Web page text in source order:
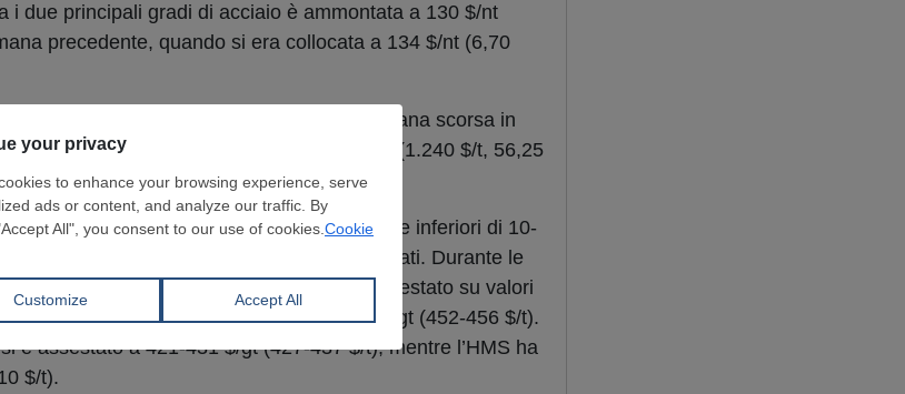
i due principali gradi di acciaio è ammontata a 130 $/nt
precedente, quando si era collocata a 134 $/nt (6,70
prezzo medio SteelOrbis ha chiuso la settimana scorsa in
$/cwt), contro i precedenti 1.125 $/nt (1.240 $/t, 56,25
si parla di livelli stabili o potenzialmente inferiori di 10-
, specialmente per i gradi tagliati. Durante le
di prima qualità dell’Ohio Valley si è assestato su valori
il frantumato ha chiuso a 445-450 $/gt (452-456 $/t).
è assestato a 421-431 $/gt (427-437 $/t), mentre l’HMS ha
$/t).